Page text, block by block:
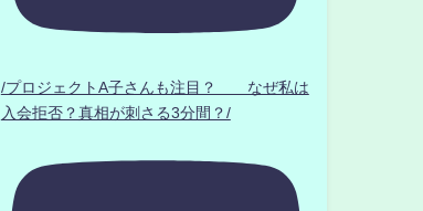
/プロジェクトA子さんも注目？ なぜ私は
入会拒否？真相が刺さる3分間？/